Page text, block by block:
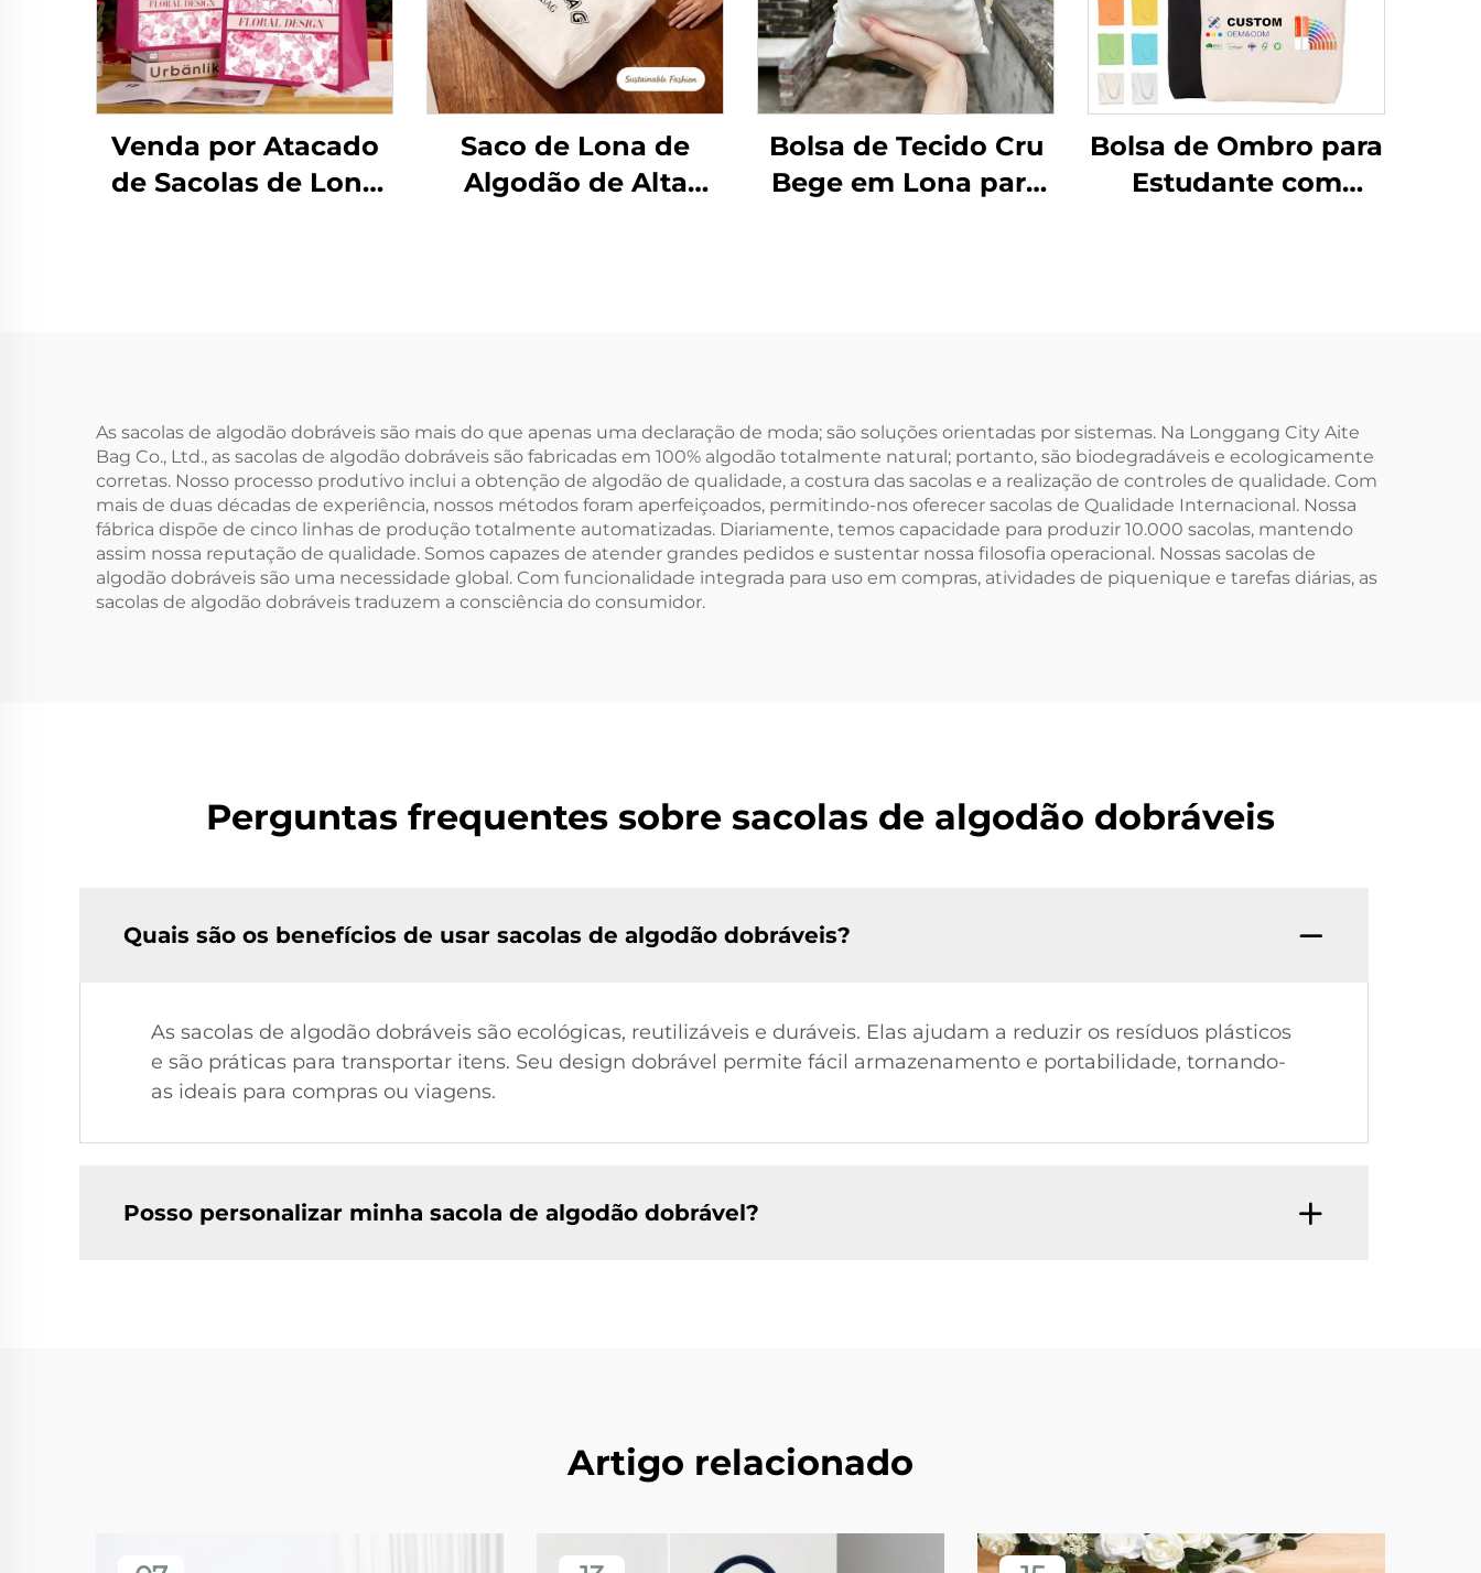
Venda por Atacado
de Sacolas de Lona
Compras e Presentes
Saco de Lona de
Algodão de Alta
Logotipo
Personalizado
Bolsa de Tecido Cru
Bege em Lona para
Fecho com Cordão
para Uso Diário,
Viagens e Atividades
ao Ar Livre
Bolsa de Ombro para
Estudante com
para Publicidade
As sacolas de algodão dobráveis são mais do que apenas uma declaração de moda; são soluções orientadas por sistemas. Na Longgang City Aite
Bag Co., Ltd., as sacolas de algodão dobráveis são fabricadas em 100% algodão totalmente natural; portanto, são biodegradáveis e ecologicamente
corretas. Nosso processo produtivo inclui a obtenção de algodão de qualidade, a costura das sacolas e a realização de controles de qualidade. Com
mais de duas décadas de experiência, nossos métodos foram aperfeiçoados, permitindo-nos oferecer sacolas de Qualidade Internacional. Nossa
fábrica dispõe de cinco linhas de produção totalmente automatizadas. Diariamente, temos capacidade para produzir 10.000 sacolas, mantendo
assim nossa reputação de qualidade. Somos capazes de atender grandes pedidos e sustentar nossa filosofia operacional. Nossas sacolas de
algodão dobráveis são uma necessidade global. Com funcionalidade integrada para uso em compras, atividades de piquenique e tarefas diárias, as
sacolas de algodão dobráveis traduzem a consciência do consumidor.
Perguntas frequentes sobre sacolas de algodão dobráveis
Quais são os benefícios de usar sacolas de algodão dobráveis?
As sacolas de algodão dobráveis são ecológicas, reutilizáveis e duráveis. Elas ajudam a reduzir os resíduos plásticos
e são práticas para transportar itens. Seu design dobrável permite fácil armazenamento e portabilidade, tornando-
as ideais para compras ou viagens.
Posso personalizar minha sacola de algodão dobrável?
Artigo relacionado